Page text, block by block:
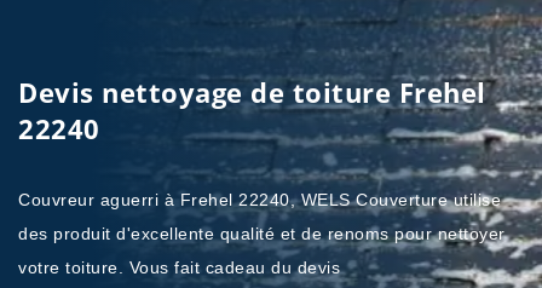
Devis nettoyage de toiture Frehel
22240
Couvreur aguerri à Frehel 22240, WELS Couverture utilise
des produit d'excellente qualité et de renoms pour nettoyer
votre toiture. Vous fait cadeau du devis